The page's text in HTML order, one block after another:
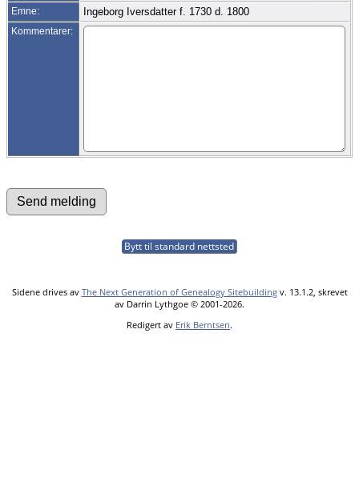
Emne:
Ingeborg Iversdatter f. 1730 d. 1800
Kommentarer:
Bytt til standard nettsted
Sidene drives av The Next Generation of Genealogy Sitebuildingv. 13.1.2, skrevet
av Darrin Lythgoe © 2001-2026.
Redigert av Erik Berntsen.